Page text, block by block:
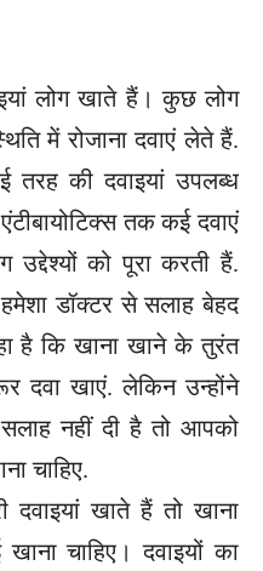
लोग खाते हैं। कुछ लोग
में रोजाना दवाएं लेते हैं.
तरह की दवाइयां उपलब्ध
तक कई दवाएं
को पूरा करती हैं.
डॉक्टर से सलाह बेहद
है कि खाना खाने के तुरंत
दवा खाएं. लेकिन उन्होंने
नहीं दी है तो आपको
चाहिए.
दवाइयां खाते हैं तो खाना
चाहिए। दवाइयों का